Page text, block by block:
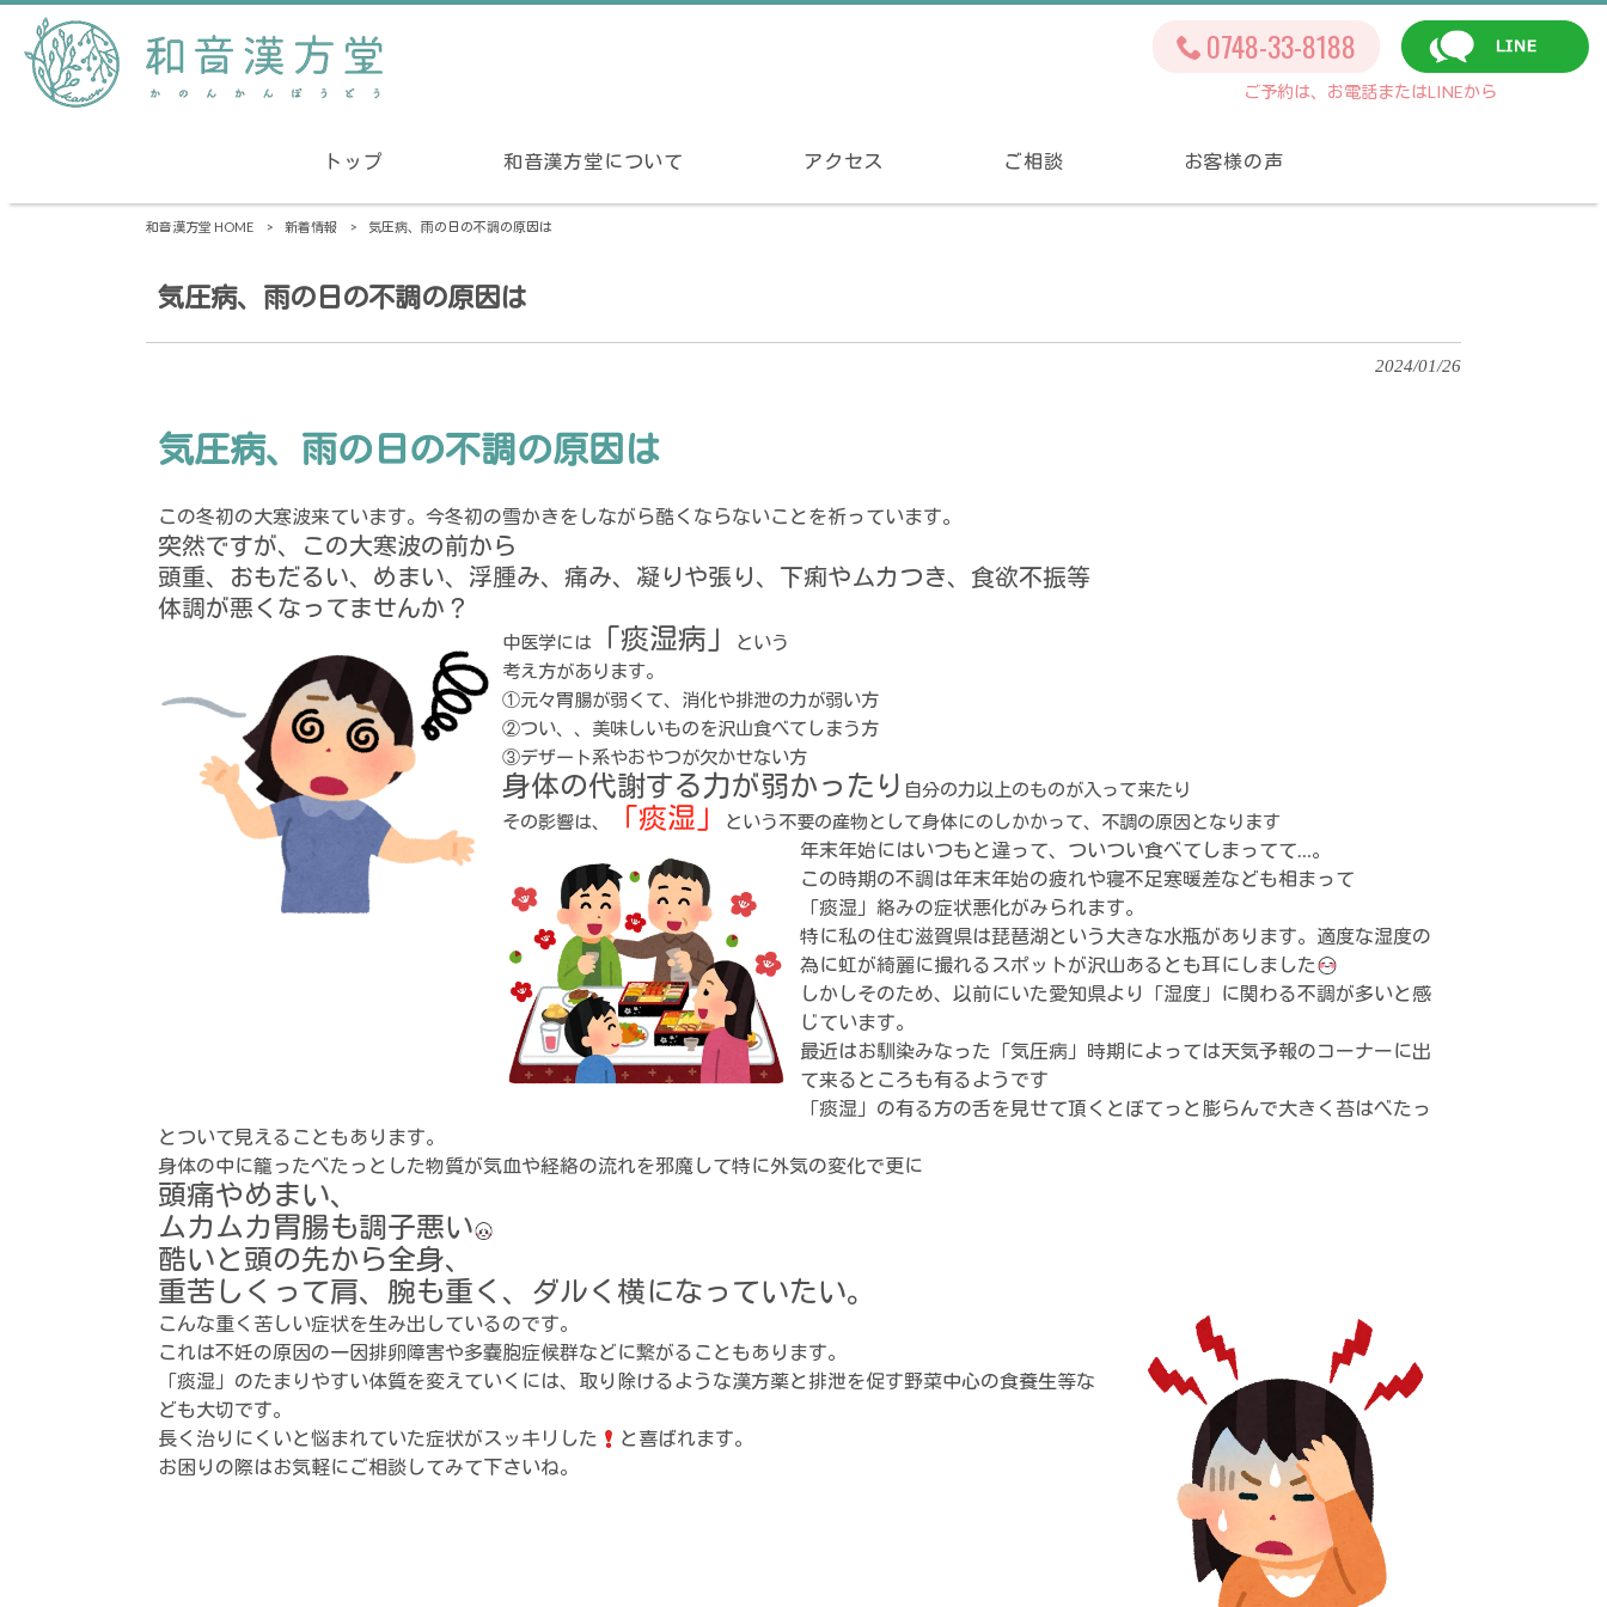
0748-33-8188
ご予約は、お電話またはLINEから
トップ 和音漢方堂について アクセス ご相談 お客様の声
和音漢方堂 HOME > 新着情報 > 気圧病、雨の日の不調の原因は
気圧病、雨の日の不調の原因は
2024/01/26
気圧病、雨の日の不調の原因は
この冬初の大寒波来ています。 今冬初の雪かきをしながら酷くならないことを祈っています。
突然ですが、
この大寒波の前から
頭重、おもだるい、めまい、 浮腫み、痛み、 凝りや張り、 下痢やムカつき、食欲不振等
体調が悪くなってませんか？
中医学には 「痰湿病」
という
考え方があります。
①元々胃腸が弱くて、消化や排泄の力が弱い方
②つい、、美味しいものを沢山食べてしまう方
③デザート系やおやつが欠かせない方
身体の代謝する力が弱かったり 自分の力以上のものが入って来たり
その影響は、
「痰湿」 という不要の産物として身体にのしかかって、 不調の原因となります
年末年始にはいつもと違って、ついつい食べてしまってて…。
この時期の不調は年末年始の疲れや寝不足寒暖差なども相まって
「痰湿」絡みの症状悪化がみられます。
特に私の住む滋賀県は琵琶湖という大きな水瓶があります。適度な湿度の
為に虹が綺麗に撮れるスポットが沢山あるとも耳にしました
しかしそのため、以前にいた愛知県より「湿度」に関わる不調が多いと感
じています。
最近はお馴染みなった「気圧病」時期によっては天気予報のコーナーに出
て来るところも有るようです
「痰湿」の有る方の舌を見せて頂くとぼてっと膨らんで大きく苔はべたっ
とついて見えることもあります。
身体の中に籠ったべたっとした物質が気血や経絡の流れを邪魔して特に外気の変化で更に
頭痛やめまい、
ムカムカ胃腸も調子悪い
酷いと頭の先から全身、
重苦しくって肩、腕も重く、ダルく横になっていたい。
こんな重く苦しい症状を生み出しているのです。
これは不妊の原因の一因排卵障害や多嚢胞症候群などに繋がることもあります。
「痰湿」のたまりやすい体質を変えていくには、 取り除けるような漢方薬と排泄を促す野菜中心の食養生等な
ども大切です。
長く治りにくいと悩まれていた症状がスッキリした と 喜ばれます。
お困りの際はお気軽にご相談してみて下さいね。